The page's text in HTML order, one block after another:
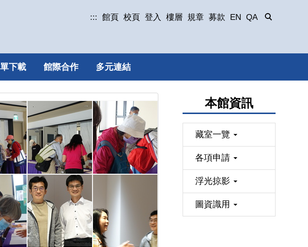
下載 館際合作 多元連結
::: 館頁 校頁 登入 樓層 規章 募款 EN QA
本館資訊
藏室一覽
各項申請
浮光掠影
圖資識用